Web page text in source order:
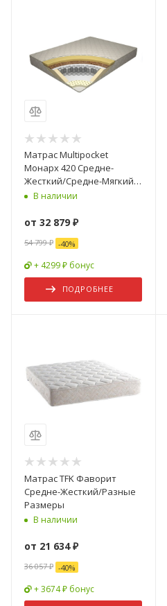
Матрас Multipocket
Монарх 420 Средне-
Жесткий/Средне-Мягкий/
Разные Размеры
В наличии
от 32 879 ₽
54 799 ₽ -40%
+ 4299 ₽ бонус
ПОДРОБНЕЕ
Матрас TFK Фаворит
Средне-Жесткий/Разные
Размеры
В наличии
от 21 634 ₽
36 057 ₽ -40%
+ 3674 ₽ бонус